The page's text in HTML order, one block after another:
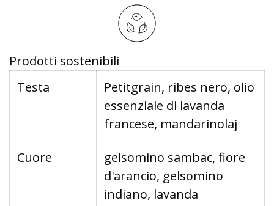
Prodotti sostenibili
Testa
Petitgrain, ribes nero, olio
essenziale di lavanda
francese, mandarinolaj
Cuore
gelsomino sambac, fiore
d'arancio, gelsomino
indiano, lavanda